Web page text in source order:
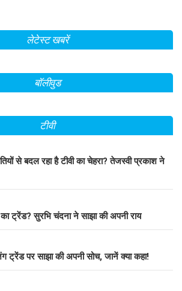
लेटेस्ट खबरें
बॉलीवुड
टीवी
से बदल रहा है टीवी का चेहरा? तेजस्वी प्रकाश ने
ट्रेंड? सुरभि चंदना ने साझा की अपनी राय
ट्रेंड पर साझा की अपनी सोच, जानें क्या कहा!